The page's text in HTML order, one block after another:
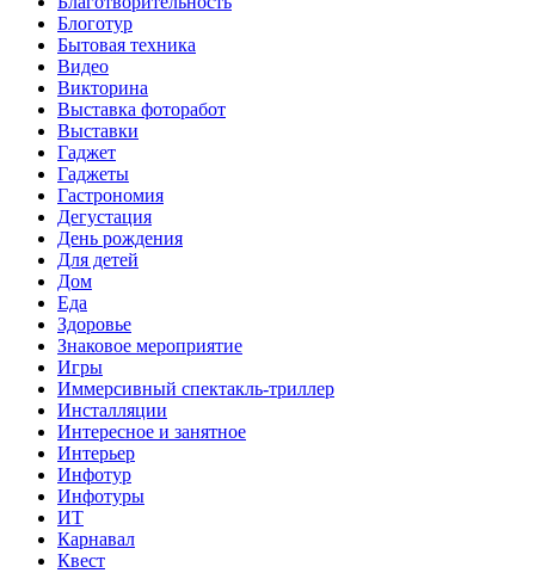
Блоготур
Бытовая техника
Видео
Викторина
Выставка фоторабот
Выставки
Гаджет
Гаджеты
Гастрономия
Дегустация
День рождения
Для детей
Дом
Еда
Здоровье
Знаковое мероприятие
Игры
Иммерсивный спектакль-триллер
Инсталляции
Интересное и занятное
Интерьер
Инфотур
Инфотуры
ИТ
Карнавал
Квест